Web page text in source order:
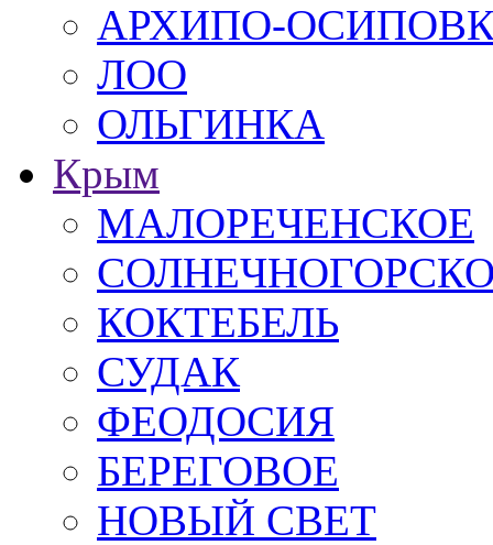
АРХИПО-
ЛОО
ОЛЬГИНКА
Крым
МАЛОРЕЧЕНСКОЕ
КОКТЕБЕЛЬ
СУДАК
ФЕОДОСИЯ
БЕРЕГОВОЕ
НОВЫЙ СВЕТ